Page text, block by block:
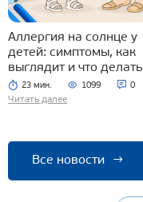
Аллергия на солнце у
детей: симптомы, как
выглядит и что делать
23 мин. 1099 0
Читать далее
Все новости →